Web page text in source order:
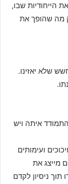
הייחודיות שבו,
מה שהופך את
שלא יאזינו.
איתה ויש
ועימותים
מייצג את
ניסיון לקדם